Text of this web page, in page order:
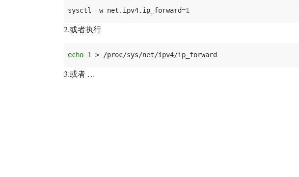
sysctl -w net.ipv4.ip_forward=1
2.或者执行
echo 1 >
3.或者 …